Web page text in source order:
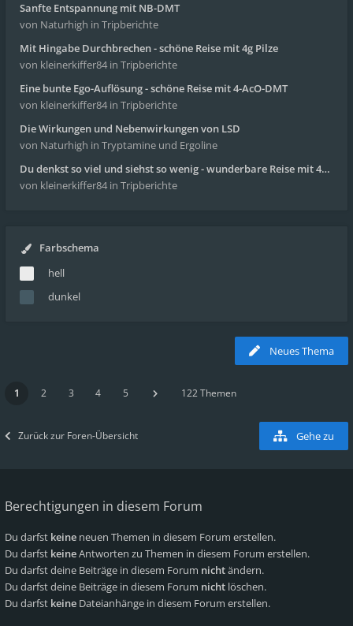
Sanfte Entspannung mit NB-DMT
von Naturhigh in Tripberichte
Mit Hingabe Durchbrechen - schöne Reise mit 4g Pilze
von kleinerkiffer84 in Tripberichte
Eine bunte Ego-Auflösung - schöne Reise mit 4-AcO-DMT
von kleinerkiffer84 in Tripberichte
Die Wirkungen und Nebenwirkungen von LSD
von Naturhigh in Tryptamine und Ergoline
Du denkst so viel und siehst so wenig - wunderbare Reise mit 4g Pilze
von kleinerkiffer84 in Tripberichte
Farbschema
hell
dunkel
Neues Thema
1 2 3 4 5 122 Themen
Zurück zur Foren-Übersicht Gehe zu
Berechtigungen in diesem Forum
Du darfst keine neuen Themen in diesem Forum erstellen.
Du darfst keineAntworten zu Themen in diesem Forum erstellen.
Du darfst deine Beiträge in diesem Forum nichtändern.
Du darfst deine Beiträge in diesem Forum nicht löschen.
Du darfst keine Dateianhänge in diesem Forum erstellen.